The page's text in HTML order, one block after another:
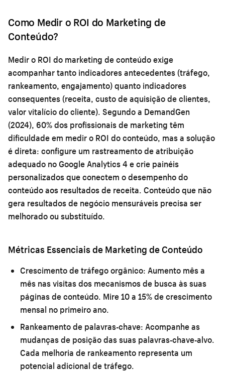
Como Medir o ROI do Marketing de
Conteúdo?
Medir o ROI do marketing de conteúdo exige
acompanhar tanto indicadores antecedentes (tráfego,
rankeamento, engajamento) quanto indicadores
consequentes (receita, custo de aquisição de clientes,
valor vitalício do cliente). Segundo a DemandGen
(2024), 60% dos profissionais de marketing têm
dificuldade em medir o ROI do conteúdo, mas a solução
é direta: configure um rastreamento de atribuição
adequado no Google Analytics 4 e crie painéis
personalizados que conectem o desempenho do
conteúdo aos resultados de receita. Conteúdo que não
gera resultados de negócio mensuráveis precisa ser
melhorado ou substituído.
Métricas Essenciais de Marketing de Conteúdo
Crescimento de tráfego orgânico: Aumento mês a
mês nas visitas dos mecanismos de busca às suas
páginas de conteúdo. Mire 10 a 15% de crescimento
mensal no primeiro ano.
Rankeamento de palavras-chave: Acompanhe as
mudanças de posição das suas palavras-chave-alvo.
Cada melhoria de rankeamento representa um
potencial adicional de tráfego.